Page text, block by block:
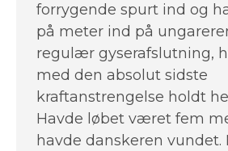
forrygende spurt ind og
på meter ind på
regulær gyserafslutning,
med den absolut sidste
kraftanstrengelse holdt
Havde løbet været fem
havde danskeren vundet.